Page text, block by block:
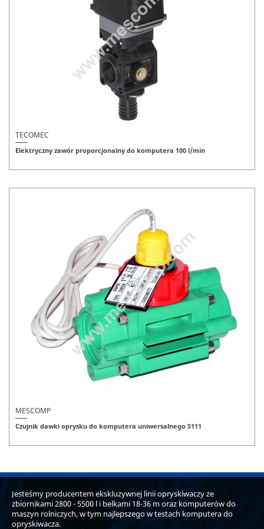
TECOMEC
Elektryczny zawór proporcjonalny do komputera 100 l/min
MESCOMP
Czujnik dawki oprysku do komputera uniwersalnego S111
Jesteśmy producentem ekskluzywnej linii opryskiwaczy ze
zbiornikami 2800 - 5500 l i belkami 18-36 m oraz komputerów do
maszyn rolniczych, w tym najlepszego w testach komputera do
opryskiwacza.